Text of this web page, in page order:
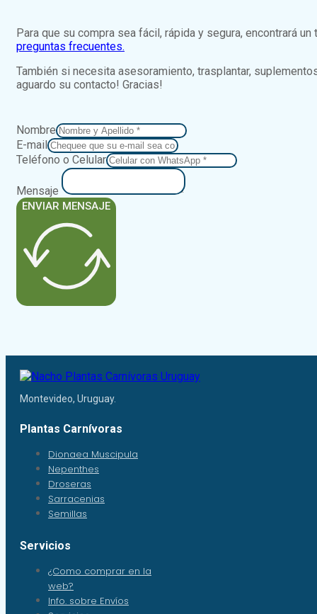
Para que su compra sea fácil, rápida y segura, encontrará
preguntas frecuentes.
También si necesita asesoramiento, trasplantar,
aguardo su contacto! Gracias!
Nombre
E-mail
Teléfono o Celular
Mensaje
ENVIAR MENSAJE
Montevideo, Uruguay.
Plantas Carnívoras
Dionaea Muscipula
Nepenthes
Droseras
Sarracenias
Semillas
Servicios
¿Como comprar en la
web?
Info. sobre Envíos